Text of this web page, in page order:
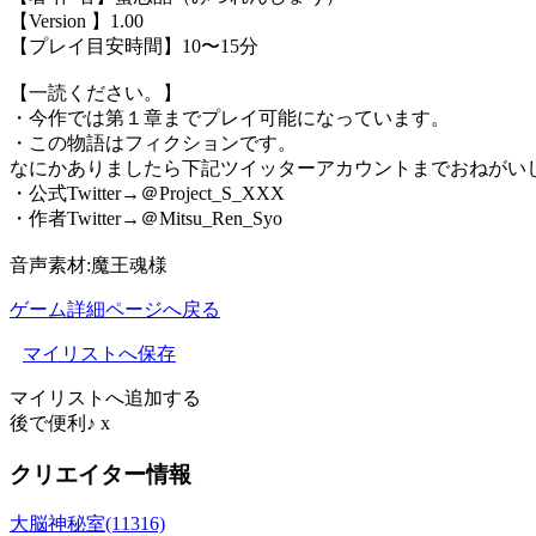
【Version 】1.00
【プレイ目安時間】10〜15分
【一読ください。】
・今作では第１章までプレイ可能になっています。
・この物語はフィクションです。
なにかありましたら下記ツイッターアカウントまでおねがい
・公式Twitter→＠Project_S_XXX
・作者Twitter→＠Mitsu_Ren_Syo
音声素材:魔王魂様
ゲーム詳細ページへ戻る
マイリストへ保存
マイリストへ追加する
後で便利♪ x
クリエイター情報
大脳神秘室(11316)